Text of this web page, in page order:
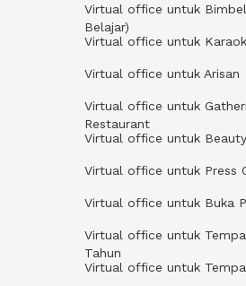
Virtual office untuk
Belajar)
Virtual office untuk
Virtual office untuk Arisan
Virtual office untuk
Restaurant
Virtual office untuk
Virtual office untuk Press
Virtual office untuk Buka
Virtual office untuk
Tahun
Virtual office untuk